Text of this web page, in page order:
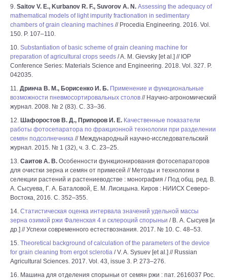
9. Saitov V. E., Kurbanov R. F., Suvorov A. N. Assessing the adequacy of
mathematical models of light impurity fractionation in sedimentary
chambers of grain cleaning machines // Procedia Engineering. 2016. Vol.
150. P. 107–110.
10. Substantiation of basic scheme of grain cleaning machine for
preparation of agricultural crops seeds / A. M. Gievsky [et al.] // IOP
Conference Series: Materials Science and Engineering. 2018. Vol. 327. P.
042035.
11. Дринча В. М., Борисенко И. Б. Применение и функциональные
возможности пневмосортировальных столов // Научно-агрономический
журнал. 2008. № 2 (83). С. 33–36.
12. Шафоростов В. Д., Припоров И. Е. Качественные показатели
работы фотосепаратора по фракционной технологии при разделении
семян подсолнечника // Международный научно-исследовательский
журнал. 2015. № 1 (32), ч. 3. С. 23–25.
13. Саитов А. В. Особенности функционирования фотосепараторов
для очистки зерна и семян от примесей // Методы и технологии в
селекции растений и растениеводстве : монография / Под общ. ред. В.
А. Сысуева, Г. А. Баталовой, Е. М. Лисицына. Киров : НИИСХ Северо-
Востока, 2016. С. 352–355.
14. Статистическая оценка интервала значений удельной массы
зерна озимой ржи Фаленская 4 и склероций спорыньи / В. А. Сысуев [и
др.] // Успехи современного естествознания. 2017. № 10. С. 48–53.
15. Theoretical background of calculation of the parameters of the device
for grain cleaning from ergot sclerotia / V. A. Sysuev [et al.] // Russian
Agricultural Sciences. 2017. Vol. 43, issue 3. P. 273–276.
16. Машина для отделения спорыньи от семян ржи : пат. 2616037 Рос.